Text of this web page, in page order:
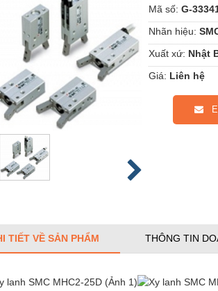
Mã số: G-
Nhãn hiệu:
Xuất xứ: Nhật
Giá: Liên hệ
TIẾT VỀ SẢN PHẨM THÔNG TIN